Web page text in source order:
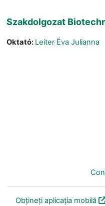
Szakdolgozat
Oktató: Leiter Éva Julianna
Obțineți aplicația mobilă